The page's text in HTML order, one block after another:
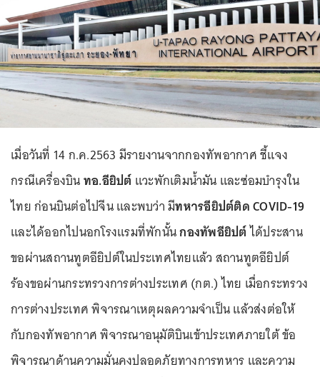
เมื่อวันที่ 14 ก.ค.2563 มีรายงานจากกองทัพอากาศ ชี้แจง
กรณีเครื่องบินทอ.อียิปต์ แวะพักเติมน้ำมัน และซ่อมบำรุงใน
ไทย ก่อนบินต่อไปจีน และพบว่า มีทหารอียิปต์ติด COVID-19
และได้ออกไปนอกโรงแรมที่พักนั้นกองทัพอียิปต์ได้ประสาน
ขอผ่านสถานทูตอียิปต์ในประเทศไทยแล้ว สถานทูตอียิปต์
ร้องขอผ่านกระทรวงการต่างประเทศ (กต.) ไทย เมื่อกระทรวง
การต่างประเทศ พิจารณาเหตุผลความจำเป็น แล้วส่งต่อให้
กับกองทัพอากาศ พิจารณาอนุมัติบินเข้าประเทศภายใต้ ข้อ
พิจารณาด้านความมั่นคงปลอดภัยทางการทหาร และความ